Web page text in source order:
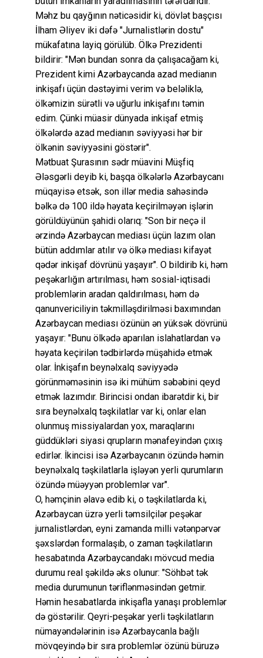
Məhz bu qayğının nəticəsidir ki, dövlət başçısı
İlham Əliyev iki dəfə "Jurnalistlərin dostu"
mükafatına layiq görülüb. Ölkə Prezidenti
bildirir: "Mən bundan sonra da çalışacağam ki,
Prezident kimi Azərbaycanda azad medianın
inkişafı üçün dəstəyimi verim və beləliklə,
ölkəmizin sürətli və uğurlu inkişafını təmin
edim. Çünki müasir dünyada inkişaf etmiş
ölkələrdə azad medianın səviyyəsi hər bir
ölkənin səviyyəsini göstərir".
Mətbuat Şurasının sədr müavini Müşfiq
Ələsgərli deyib ki, başqa ölkələrlə Azərbaycanı
müqayisə etsək, son illər media sahəsində
bəlkə də 100 ildə həyata keçirilməyən işlərin
görüldüyünün şahidi olarıq: "Son bir neçə il
ərzində Azərbaycan mediası üçün lazım olan
bütün addımlar atılır və ölkə mediası kifayət
qədər inkişaf dövrünü yaşayır". O bildirib ki, həm
peşəkarlığın artırılması, həm sosial-iqtisadi
problemlərin aradan qaldırılması, həm də
qanunvericiliyin təkmilləşdirilməsi baxımından
Azərbaycan mediası özünün ən yüksək dövrünü
yaşayır: "Bunu ölkədə aparılan islahatlardan və
həyata keçirilən tədbirlərdə müşahidə etmək
olar. İnkişafın beynəlxalq səviyyədə
görünməməsinin isə iki mühüm səbəbini qeyd
etmək lazımdır. Birincisi ondan ibarətdir ki, bir
sıra beynəlxalq təşkilatlar var ki, onlar elan
olunmuş missiyalardan yox, maraqlarını
güddükləri siyasi qrupların mənafeyindən çıxış
edirlər. İkincisi isə Azərbaycanın özündə həmin
beynəlxalq təşkilatlarla işləyən yerli qurumların
özündə müəyyən problemlər var".
O, həmçinin əlavə edib ki, o təşkilatlarda ki,
Azərbaycan üzrə yerli təmsilçilər peşəkar
jurnalistlərdən, eyni zamanda milli vətənpərvər
şəxslərdən formalaşıb, o zaman təşkilatların
hesabatında Azərbaycandakı mövcud media
durumu real şəkildə əks olunur: "Söhbət tək
media durumunun təriflənməsindən getmir.
Həmin hesabatlarda inkişafla yanaşı problemlər
də göstərilir. Qeyri-peşəkar yerli təşkilatların
nümayəndələrinin isə Azərbaycanla bağlı
mövqeyində bir sıra problemlər özünü büruzə